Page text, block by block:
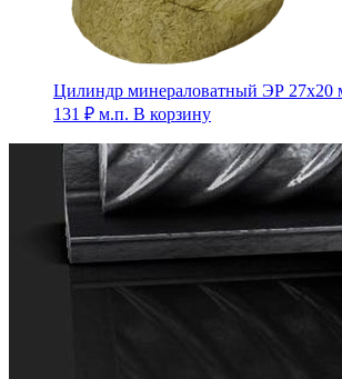
Цилиндр минераловатный ЭР 27х20
131 ₽ м.п. В корзину